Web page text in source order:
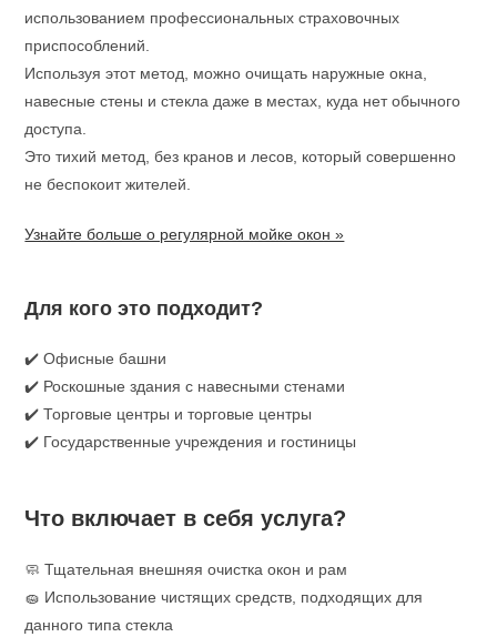
использованием профессиональных страховочных
приспособлений.
Используя этот метод, можно очищать наружные окна,
навесные стены и стекла даже в местах, куда нет обычного
доступа.
Это тихий метод, без кранов и лесов, который совершенно
не беспокоит жителей.
Узнайте больше о регулярной мойке окон »
Для кого это подходит?
✔️ Офисные башни
✔️ Роскошные здания с навесными стенами
✔️ Торговые центры и торговые центры
✔️ Государственные учреждения и гостиницы
Что включает в себя услуга?
🧼 Тщательная внешняя очистка окон и рам
🧽 Использование чистящих средств, подходящих для
данного типа стекла